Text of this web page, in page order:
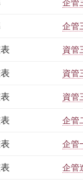
企管
企管
資管
資管
資管
企管
企管
企管